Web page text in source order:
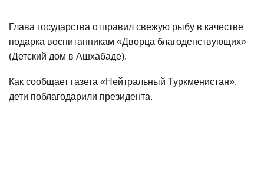
Глава государства отправил свежую рыбу в качестве
подарка воспитанникам «Дворца благоденствующих»
(Детский дом в Ашхабаде).
Как сообщает газета «Нейтральный Туркменистан»,
дети поблагодарили президента.